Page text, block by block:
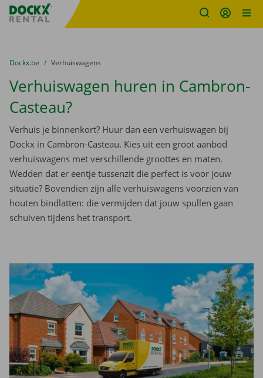
Fratello DEMO
U bevindt zich hier:
van
Dockx.be naar
Verhuiswagens
Verhuiswagen huren in Cambron-
Casteau?
Verhuis je binnenkort? Huur dan een verhuiswagen bij
Dockx in Cambron-Casteau. Kies uit een groot aanbod
verhuiswagens met verschillende groottes en maten.
Wedden dat er eentje tussenzit die perfect is voor jouw
situatie? Bovendien zijn alle verhuiswagens voorzien van
houten bindlatten: die vermijden dat jouw spullen gaan
schuiven tijdens het transport.